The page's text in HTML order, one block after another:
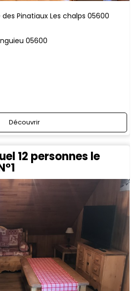
des Pinatiaux Les chalps 05600
05600
Découvrir
12 personnes le